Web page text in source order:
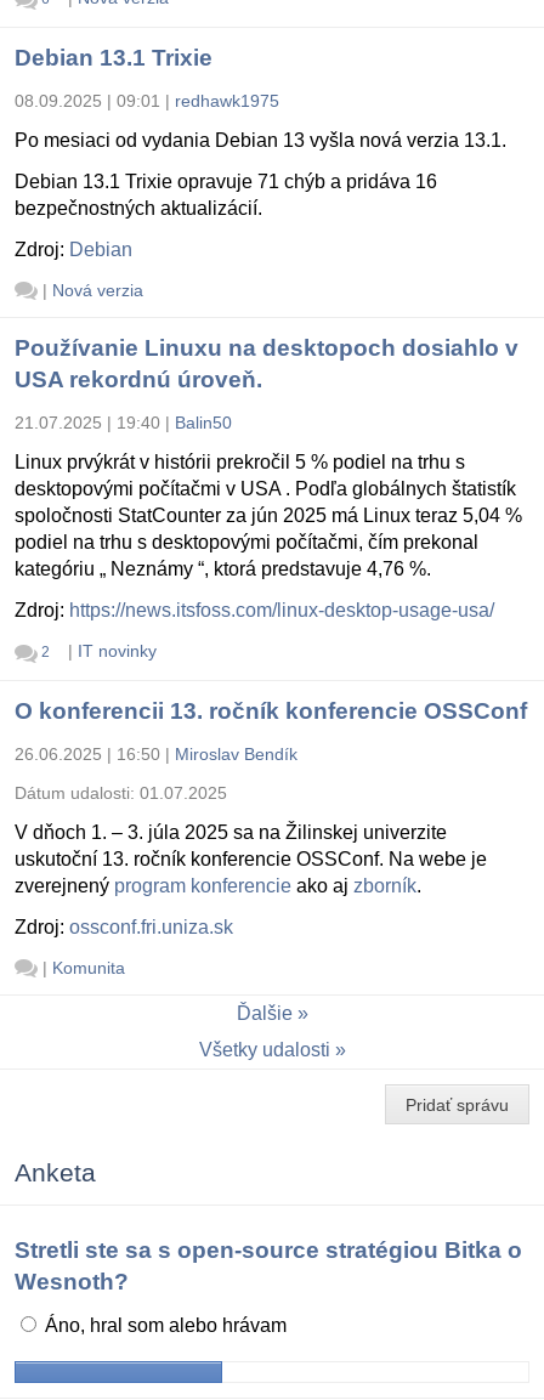
Debian 13.1 Trixie
08.09.2025 | 09:01 | redhawk1975
Po mesiaci od vydania Debian 13 vyšla nová verzia 13.1.
Debian 13.1 Trixie opravuje 71 chýb a pridáva 16
bezpečnostných aktualizácií.
Zdroj: Debian
| Nová verzia
Používanie Linuxu na desktopoch dosiahlo v
USA rekordnú úroveň.
21.07.2025 | 19:40 | Balin50
Linux prvýkrát v histórii prekročil 5 % podiel na trhu s
desktopovými počítačmi v USA . Podľa globálnych štatistík
spoločnosti StatCounter za jún 2025 má Linux teraz 5,04 %
podiel na trhu s desktopovými počítačmi, čím prekonal
kategóriu „ Neznámy “, ktorá predstavuje 4,76 %.
Zdroj: https://news.itsfoss.com/linux-desktop-usage-usa/
2 | IT novinky
O konferencii 13. ročník konferencie OSSConf
26.06.2025 | 16:50 | Miroslav Bendík
Dátum udalosti: 01.07.2025
V dňoch 1. – 3. júla 2025 sa na Žilinskej univerzite
uskutoční 13. ročník konferencie OSSConf. Na webe je
zverejnený program konferencie ako aj zborník.
Zdroj: ossconf.fri.uniza.sk
| Komunita
Ďalšie
Všetky udalosti
Pridať správu
Anketa
Stretli ste sa s open-source stratégiou Bitka o
Wesnoth?
Áno, hral som alebo hrávam